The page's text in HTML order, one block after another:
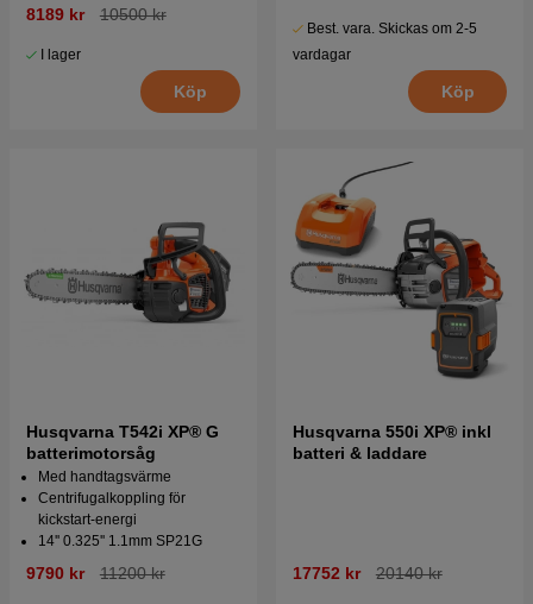
8189 kr 10500 kr
I lager
Köp
Best. vara. Skickas om 2-5
vardagar
Köp
Husqvarna T542i XP® G
batterimotorsåg
Med handtagsvärme
Centrifugalkoppling för
kickstart-energi
14'' 0.325'' 1.1mm SP21G
9790 kr 11200 kr
Husqvarna 550i XP® inkl
batteri & laddare
17752 kr 20140 kr